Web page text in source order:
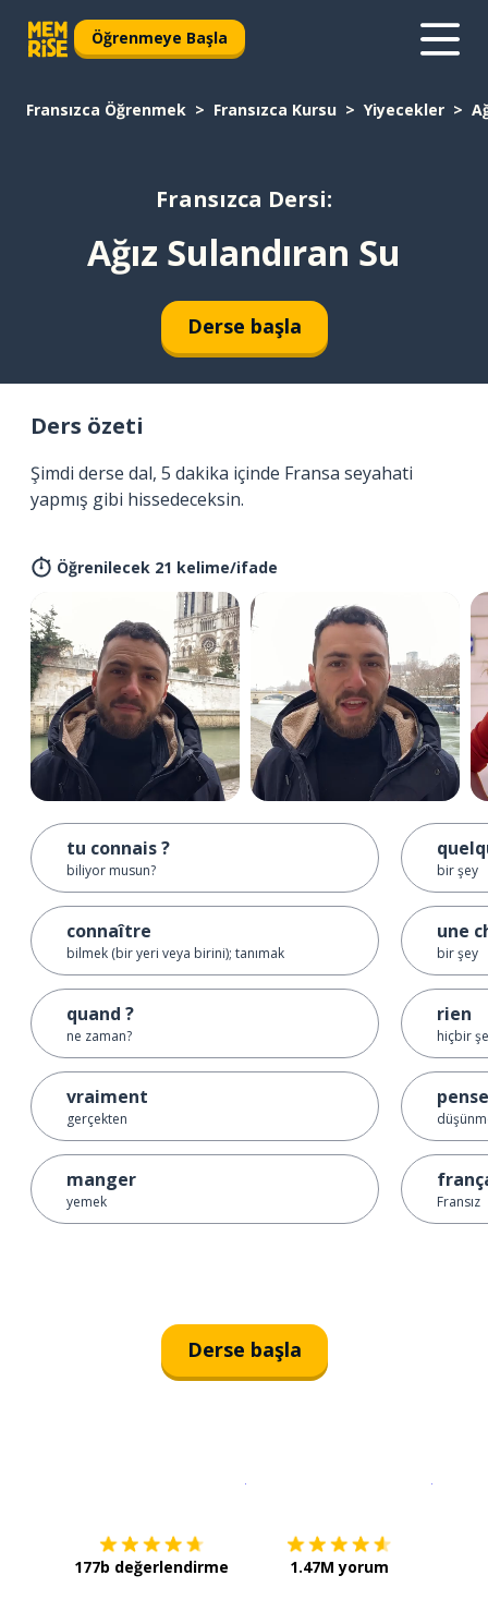
Öğrenmeye Başla
Fransızca Öğrenmek Fransızca Kursu Yiyecekler
Fransızca Dersi:
Ağız Sulandıran Su
Derse başla
Ders özeti
Şimdi derse dal, 5 dakika içinde Fransa seyahati
yapmış gibi hissedeceksin.
Öğrenilecek 21 kelime/ifade
tu connais ?
biliyor musun?
connaître
bilmek (bir yeri veya birini); tanımak
quand ?
ne zaman?
vraiment
gerçekten
manger
yemek
bir şey
une
bir şey
rien
hiçbir
Fransız
Derse başla
177b değerlendirme 1.47M yorum